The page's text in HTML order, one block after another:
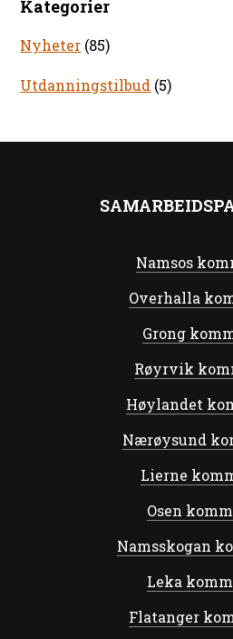
Kategorier
Nyheter (85)
Utdanningstilbud (5)
Namsos
Overhalla
Grong
Røyrvik
Høylandet
Nærøysund
Lierne
Osen
Namsskogan
Leka
Flatanger